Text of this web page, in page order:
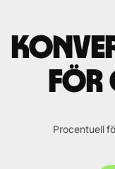
för
Procentuell